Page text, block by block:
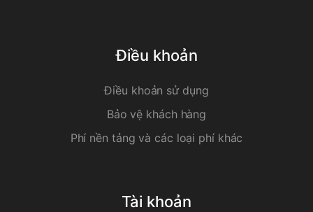
Điều khoản
Điều khoản sử dụng
Bảo vệ khách hàng
Phí nền tảng và các loại phí khác
Tài khoản